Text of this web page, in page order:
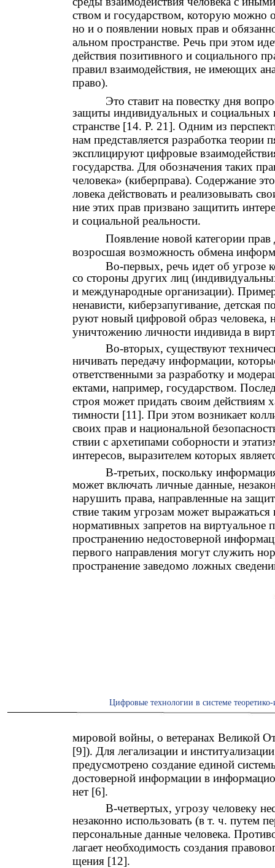
ством и государством, которую можно
но и о появлении новых прав и
альном пространстве. Речь при этом
действия позитивного и социального
правил взаимодействия, не имеющих
право).
Это ставит на повестку дня
защиты индивидуальных и социальных
странстве [14. Р. 21]. Одним из
нам представляется разработка теории
эксплицируют цифровые
государства. Для обозначения таких
человека» (киберправа). Содержание
ловека действовать и реализовывать
ние этих прав призвано защитить
и социальной реальности.
Появление новой категории
возросшая возможность обмена
Во-первых, речь идет об угрозе
со стороны других лиц
и международные организации).
ненависти, киберзапугивание, детская
руют новый цифровой образ
уничтожению личности индивида в
Во-вторых, существуют
ничивать передачу информации,
ответственными за разработку и
ектами, например, государством.
строя может придать своим действиям
тимности [11]. При этом возникает
своих прав и национальной
ствии с архетипами соборности и
интересов, выразителем которых
В-третьих, поскольку
может включать личные данные,
нарушить права, направленные на
ствие таким угрозам может выражаться
нормативных запретов на виртуальное
пространению недостоверной
первого направления могут служить
пространение заведомо ложных
Цифровые технологии в системе
мировой войны, о ветеранах Великой
[9]). Для легализации и
предусмотрено создание единой
достоверной информации в
нет [6].
В-четвертых, угрозу человеку
незаконно использовать (в т. ч. путем
персональные данные человека.
лагает необходимость создания
щения [12].